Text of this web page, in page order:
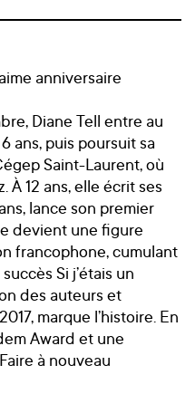
anniversaire
Diane Tell entre au
ans, puis poursuit sa
Saint-Laurent, où
À 12 ans, elle écrit ses
lance son premier
devient une figure
francophone, cumulant
Si j’étais un
des auteurs et
marque l’histoire. En
Award et une
à nouveau